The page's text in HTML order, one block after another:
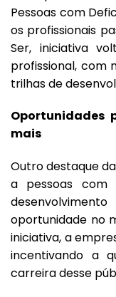
Pessoas com
os profissionais
Ser, iniciativa
profissional, com
trilhas de
Oportunidades
mais
Outro destaque
a pessoas com
oportunidade no
iniciativa, a
incentivando a
carreira desse